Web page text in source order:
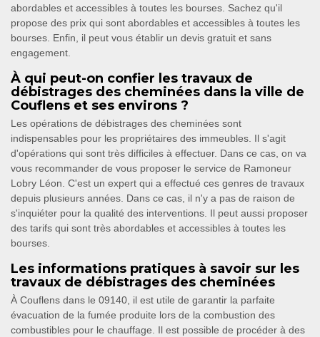
abordables et accessibles à toutes les bourses. Sachez qu'il
propose des prix qui sont abordables et accessibles à toutes les
bourses. Enfin, il peut vous établir un devis gratuit et sans
engagement.
À qui peut-on confier les travaux de
débistrages des cheminées dans la ville de
Couflens et ses environs ?
Les opérations de débistrages des cheminées sont
indispensables pour les propriétaires des immeubles. Il s'agit
d'opérations qui sont très difficiles à effectuer. Dans ce cas, on va
vous recommander de vous proposer le service de Ramoneur
Lobry Léon. C'est un expert qui a effectué ces genres de travaux
depuis plusieurs années. Dans ce cas, il n'y a pas de raison de
s'inquiéter pour la qualité des interventions. Il peut aussi proposer
des tarifs qui sont très abordables et accessibles à toutes les
bourses.
Les informations pratiques à savoir sur les
travaux de débistrages des cheminées
À Couflens dans le 09140, il est utile de garantir la parfaite
évacuation de la fumée produite lors de la combustion des
combustibles pour le chauffage. Il est possible de procéder à des